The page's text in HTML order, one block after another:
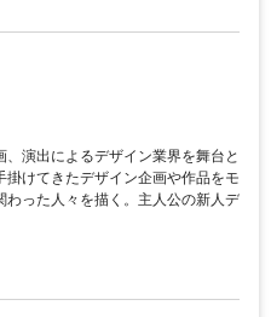
演出によるデザイン業界を舞台と
けてきたデザイン企画や作品をモ
った人々を描く。主人公の新人デ